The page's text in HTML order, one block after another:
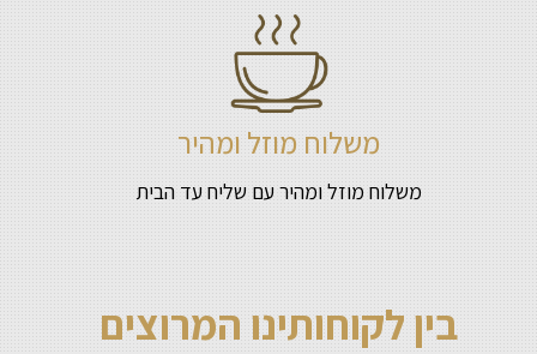
משלוח מוזל ומהיר
משלוח מוזל ומהיר עם שליח עד הבית
בין לקוחותינו המרוצים